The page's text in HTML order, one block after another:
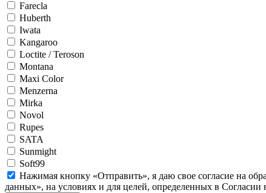
Farecla
Huberth
Iwata
Kangaroo
Loctite / Teroson
Montana
Maxi Color
Menzerna
Mirka
Novol
Rupes
SATA
Sunmight
Soft99
Нажимая кнопку «Отправить», я даю свое согласие на
данных», на условиях и для целей, определенных в